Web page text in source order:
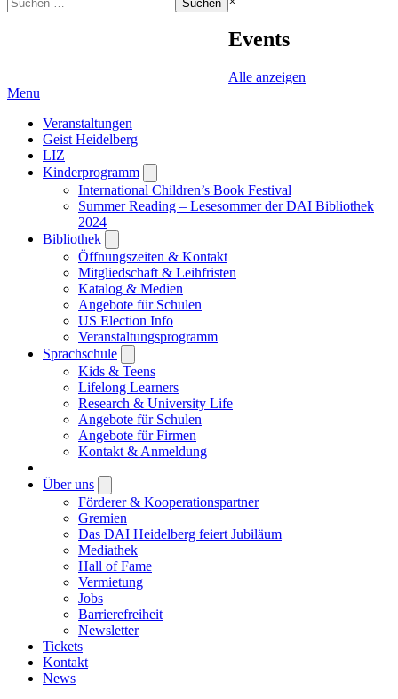
nach:
Events
Alle anzeigen
Menu
Veranstaltungen
Geist Heidelberg
LIZ
Kinderprogramm
submenu
International Children’s Book Festival
Summer Reading – Lesesommer der DAI Bibliothek
2024
Bibliothek
submenu
Öffnungszeiten & Kontakt
Mitgliedschaft & Leihfristen
Katalog & Medien
Angebote für Schulen
US Election Info
Veranstaltungsprogramm
Sprachschule
submenu
Kids & Teens
Lifelong Learners
Research & University Life
Angebote für Schulen
Angebote für Firmen
Kontakt & Anmeldung
|
Über uns
submenu
Förderer & Kooperationspartner
Gremien
Das DAI Heidelberg feiert Jubiläum
Mediathek
Hall of Fame
Vermietung
Jobs
Barrierefreiheit
Newsletter
Tickets
Kontakt
News